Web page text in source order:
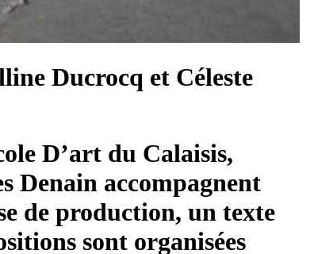
Ducrocq et Céleste
D’art du Calaisis,
Denain accompagnent
de production, un texte
sont organisées